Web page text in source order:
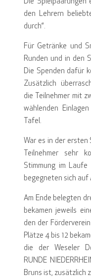
Die
den Lehrern
durch“.
Für Getränke und
Runden und in den
Die Spenden dafür
Zusätzlich
die Teilnehmer mit
wählenden
Tafel.
War es in der ersten
Teilnehmer sehr
Stimmung im
begegneten sich auf
Am Ende belegten
bekamen jeweils
den der
Plätze 4 bis 12
die der Weseler
RUNDE
Bruns ist, zusätzlich